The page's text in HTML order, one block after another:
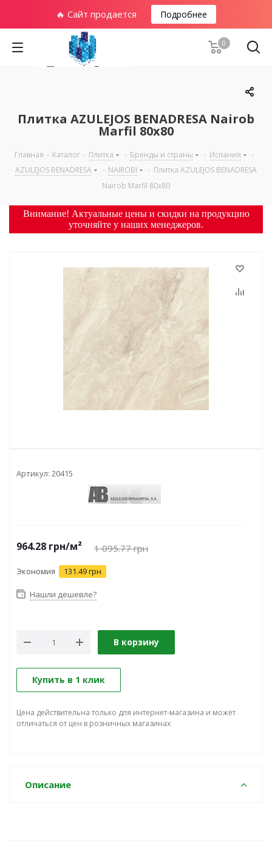
🔥 Сайт продается Подробнее
0
Плитка AZULEJOS BENADRESA Nairob
Marfil 80х80
Главная - Каталог - Плитка - Бренды и страны - Испания
-
AZULEJOS BENADRESA
- NAIROBI - Плитка AZULEJOS BENADRESA
Nairob Marfil 80х80
Внимание! Актуальные цены и скидки на продукцию
уточняйте у наших менеджеров.
Артикул: 20415
964.28 грн/м² 1 095.77грн
Экономия 131.49 грн
Нашли дешевле?
В корзину
Купить в 1 клик
Цена действительна только для интернет-магазина и может
отличаться от цен в розничных магазинах
Описание